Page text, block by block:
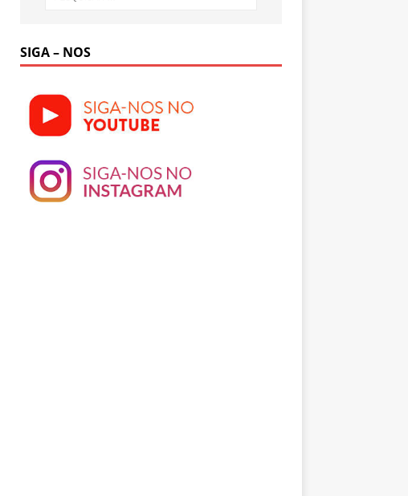
SIGA – NOS